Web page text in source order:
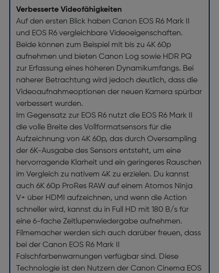
Verbesserte Videofähigkeiten
Auf den ersten Blick haben Canon EOS R6 Mark II
und EOS R6 vergleichbare Videoeigenschaften.
Beide können zum Beispiel mit bis zu 4K 60p
aufnehmen und bieten Canon Log sowie HDR PQ
zur Erfassung eines höheren Dynamikumfangs. Bei
näherer Betrachtung wird jedoch deutlich, dass die
Videoaufnahmeoptionen der neuen Kamera spürbar
verbessert wurden.
Im Gegensatz zur EOS R6 nutzt die EOS R6 Mark II
die volle Breite des Vollformatsensors für die
Aufzeichnung von 4K 60p, das durch Oversampling
der 6K-Ausgabe des Sensors entsteht, um eine
hervorragende Klarheit und ein geringeres Rauschen
im Vergleich zu nativem 4K zu erzielen. Du kannst
auch 6K 60p ProRes RAW auf einem Atomos Ninja
V+ über HDMI aufzeichnen, und wenn die Action
schneller wird, kannst du in Full HD mit 180 B/s für
eine 6-fache Zeitlupenwiedergabe aufnehmen.
Filmemacher werden sich auch darüber freuen, dass
bei der Canon EOS R6 Mark II
Falschfarbenwarnungen verfügbar sind. Diese
Technologie ist den Nutzern der Canon Cinema EOS